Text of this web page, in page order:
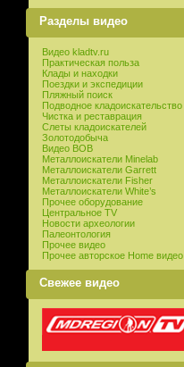
Разделы видео
Видео kladtv.ru
Практическая польза
Клады и находки
Поездки и экспедиции
Пляжный поиск
Подводное кладоискательство
Чистка и реставрация
Слеты кладоискателей
Золотодобыча
Видео ВОВ
Металлоискатели Minelab
Металлоискатели Garrett
Металлоискатели Fisher
Металлоискатели White’s
Прочее оборудование
Центральное TV
Новости археологии
Палеонтология
Прочее видео
Прочее авторское Home видео
Свежее видео